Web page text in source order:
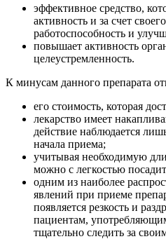
эффективное средство,
активность и за счет
работоспособность и
повышает активность
целеустремленность.
К минусам данного препарата
его стоимость, которая
лекарство имеет
действие наблюдается
начала приема;
учитывая необходимую
можно с легкостью
одним из наиболее
явлений при приеме
появляется резкость и
пациентам,
тщательно следить за